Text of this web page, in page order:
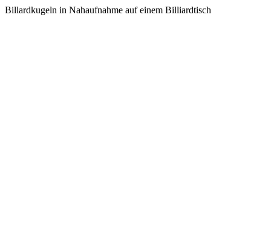
Billardkugeln in Nahaufnahme auf einem Billiardtisch